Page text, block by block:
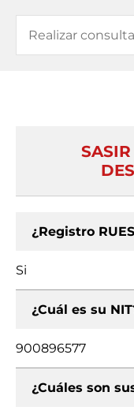
¿Registro
Si
¿Cuál es su
900896577
¿Cuáles son